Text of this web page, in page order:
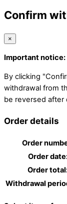
Confirm
×
Important notice:
By clicking
withdrawal from
be reversed after
Order details
Order
Order
Order
Withdrawal